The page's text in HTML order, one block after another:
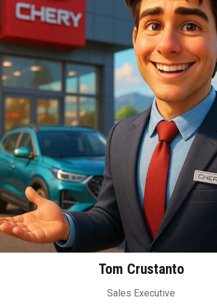
Tom Crustanto
Sales Executive